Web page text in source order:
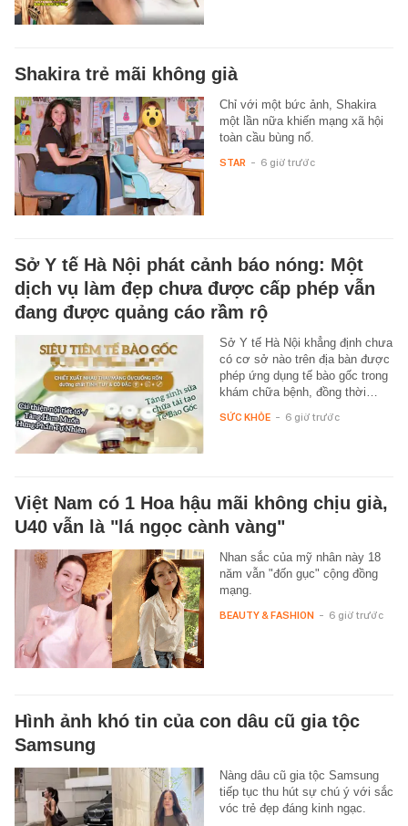
Shakira trẻ mãi không già
Chỉ với một bức ảnh, Shakira
một lần nữa khiến mạng xã hội
toàn cầu bùng nổ.
STAR - 6 giờ trước
Sở Y tế Hà Nội phát cảnh báo nóng: Một
dịch vụ làm đẹp chưa được cấp phép vẫn
đang được quảng cáo rầm rộ
Sở Y tế Hà Nội khẳng định chưa
có cơ sở nào trên địa bàn được
phép ứng dụng tế bào gốc trong
khám chữa bệnh, đồng thời…
SỨC KHỎE - 6 giờ trước
Việt Nam có 1 Hoa hậu mãi không chịu già,
U40 vẫn là "lá ngọc cành vàng"
Nhan sắc của mỹ nhân này 18
năm vẫn "đốn gục" cộng đồng
mạng.
BEAUTY & FASHION - 6 giờ trước
Hình ảnh khó tin của con dâu cũ gia tộc
Samsung
Nàng dâu cũ gia tộc Samsung
tiếp tục thu hút sự chú ý với sắc
vóc trẻ đẹp đáng kinh ngạc.